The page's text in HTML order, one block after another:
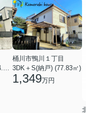
桶川市鴨川１丁目
3DK＋S(納戸) (77.83㎡)
1,349万円